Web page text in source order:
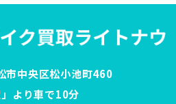
中央区松小池町460
より車で10分